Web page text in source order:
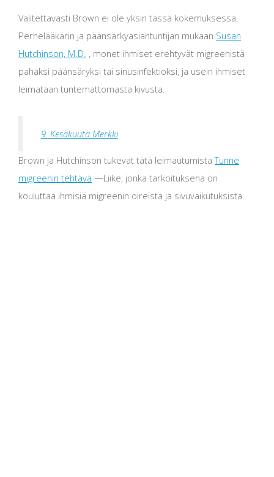
Valitettavasti Brown ei ole yksin tässä kokemuksessa.
Perhelääkärin ja päänsärkyasiantuntijan mukaan Susan
Hutchinson, M.D. , monet ihmiset erehtyvät migreenistä
pahaksi päänsäryksi tai sinusinfektioksi, ja usein ihmiset
leimataan tuntemattomasta kivusta.
9. Kesäkuuta Merkki
Brown ja Hutchinson tukevat tätä leimautumistaTunne
migreenin tehtävä —Liike, jonka tarkoituksena on
kouluttaa ihmisiä migreenin oireista ja sivuvaikutuksista.